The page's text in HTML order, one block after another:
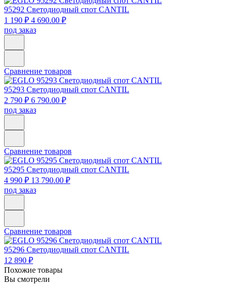
95292 Светодиодный спот CANTIL
1 190 ₽ 4 690.00 ₽
под заказ
Сравнение товаров
95293 Светодиодный спот CANTIL
2 790 ₽ 6 790.00 ₽
под заказ
Сравнение товаров
95295 Светодиодный спот CANTIL
4 990 ₽ 13 790.00 ₽
под заказ
Сравнение товаров
95296 Светодиодный спот CANTIL
12 890 ₽
Похожие товары
Вы смотрели